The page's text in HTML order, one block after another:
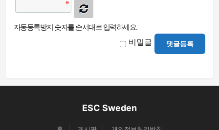
자동등록방지 숫자를 순서대로 입력하세요.
비밀글 댓글등록
ESC Sweden